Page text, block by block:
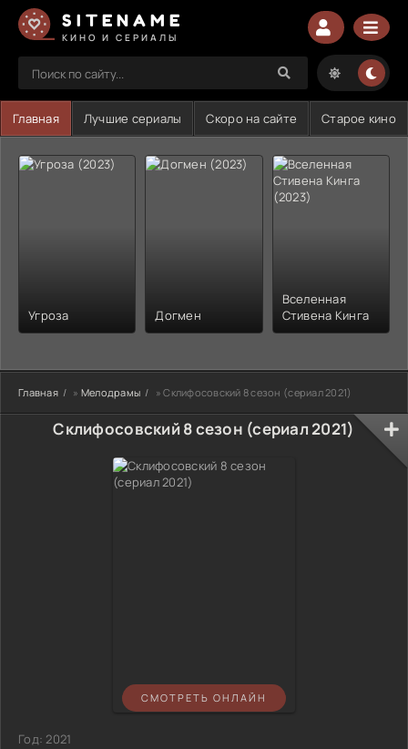
SITENAME
КИНО И СЕРИАЛЫ
Главная Лучшие сериалы Скоро на сайте Старое кино
Угроза Догмен
Вселенная
Стивена Кинга
Главная » Мелодрамы » Склифосовский 8 сезон (сериал 2021)
Склифосовский 8 сезон (сериал 2021)
СМОТРЕТЬ ОНЛАЙН
Год:2021